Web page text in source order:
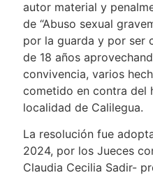
autor material y
de “Abuso sexual
por la guarda y por ser
de 18 años
convivencia, varios
cometido en contra del
localidad de Calilegua.
La resolución fue
2024, por los Jueces
Claudia Cecilia Sadir-